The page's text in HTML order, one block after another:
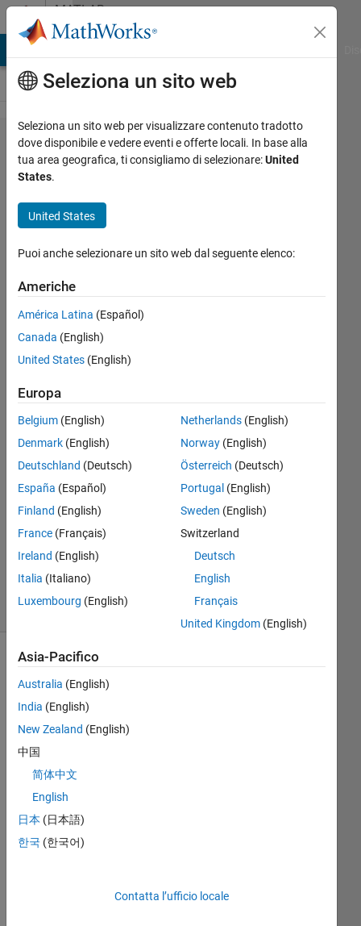
Vai al contenutoMATLAB
Answers
How to find the
angle of object by
function instead of
minFeretProperties
because it is not
supported for code
generation.
Farhana
Mohd
Fadzli
4 Gen
2023
4
Risposte
Aggiornato
6 Gen 2023
31
(30 giorni)
Mostra
commenti
meno
recenti
nee
d to
loy
Seleziona un sito web
Seleziona un sito web per visualizzare contenuto tradotto
dove disponibile e vedere eventi e offerte locali. In base alla
tua area geografica, ti consigliamo di selezionare:United
States.
United States
Puoi anche selezionare un sito web dal seguente elenco:
Americhe
América Latina (Español)
Canada (English)
United States (English)
Europa
Belgium (English)
Denmark (English)
Deutschland (Deutsch)
España (Español)
Finland (English)
France (Français)
Ireland (English)
Italia (Italiano)
Luxembourg (English)
Netherlands(English)
Norway(English)
Österreich (Deutsch)
Portugal (English)
Sweden (English)
Switzerland
Deutsch
English
Français
United Kingdom(English)
Asia-Pacifico
Australia (English)
India (English)
New Zealand (English)
中国
简体中文
English
日本 (日本語)
한국 (한국어)
Contatta l’ufficio locale